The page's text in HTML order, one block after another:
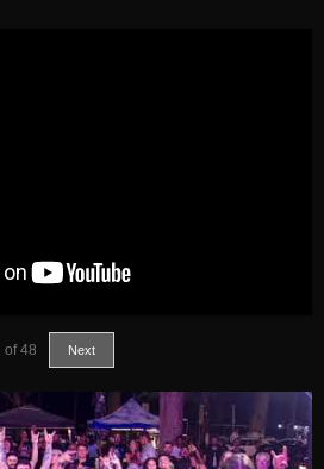
of 48 Next